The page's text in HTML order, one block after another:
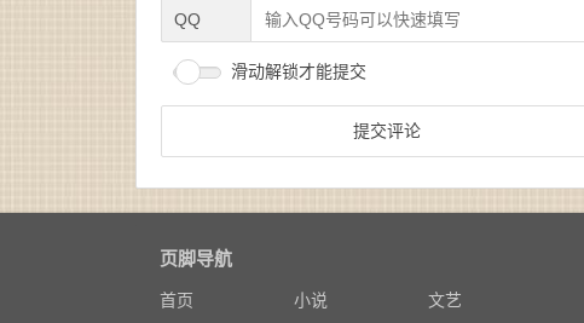
QQ
滑动解锁才能提交
页脚导航
首页 小说
文艺